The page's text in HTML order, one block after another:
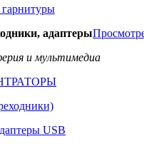
адаптеры
и мультимедиа
USB